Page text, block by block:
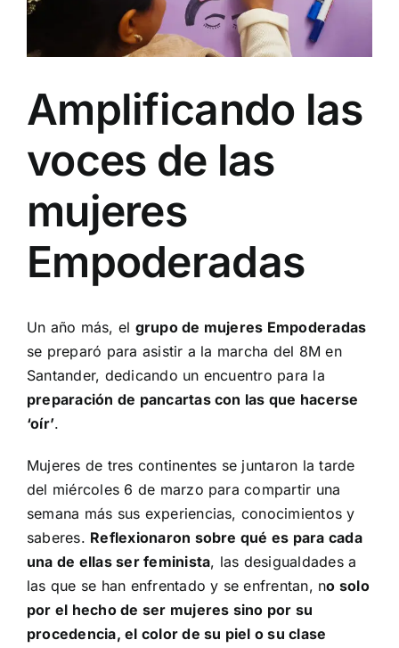
Amplificando las
voces de las
mujeres
Empoderadas
Un año más, el grupo de mujeres Empoderadas
se preparó para asistir a la marcha del 8M en
Santander, dedicando un encuentro para la
preparación de pancartas con las que hacerse
‘oír’.
Mujeres de tres continentes se juntaron la tarde
del miércoles 6 de marzo para compartir una
semana más sus experiencias, conocimientos y
saberes. Reflexionaron sobre qué es para cada
una de ellas ser feminista, las desigualdades a
las que se han enfrentado y se enfrentan, no solo
por el hecho de ser mujeres sino por su
procedencia, el color de su piel o su clase